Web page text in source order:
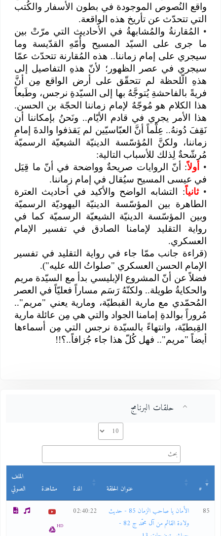
واقع النُصوص الموجودة في بطون الأسفار والكُتب
التي تتحدّث عن تأريخ هذه الواقعة.
• المُقارنةُ والمُشابهةُ في الأحاديث التي مرّتْ بين
ما جرى على السيّد المسيح وأُمّهِ القدّيسة وما
سيجري على إمام زماننا.. هذه المُقارنة تتحدّث عمّا
سيجري في عصر الظهور؛ لأنّ هذهِ التفاصيل إلى
هذهِ الّلحظة لم تتحقّق على أرض الواقع مِن أنَّ
فريةً بالفاحشةِ يُتوجَّهُ بها إلى السيّدةِ نرجس، وطَبعاً
هذا الكلام هو مُوجّهٌ لإمام زماننا الحجّة بن الحسن.
هذا الأمر يجري في قادم الأيّام.. ونَحنُ بإمكاننا أن
نَقِفَ دُونهُ.. عِلْماً أنَّ العبّاسيّين لم يَقذفوا والدةَ إمامِ
زماننا، ولكنَّ المُؤسّسة الدينيّة الشيعيّة الرسميّة
مُرشّحةٌ لِذلك للأسباب التالية:
• أولاً: أنّ الروايات صريحةٌ وواضحة في أنّ ما قِيَل
في عيسى المسيح سيُقال في إمام زماننا.
• ثانياً: التشابه الواضح والأكيد في أحاديث العترة
الطاهرة بين المؤسّسة الدينيّة اليهوديّة الرسميّة
وبين المؤسّسة الدينيّة الشيعيّة الرسميّة كما في
رواية التقليد لإمامنا الصادق في تفسير الإمام
العسكري.
(قراءة جانب ممّا جاء في رواية التقليد في تفسير
الإمام الحسن العسكري "صلواتُ الله عليه").
فضلاً عن أنّ المشروع الإبليسي بدأ مع السيّدة مريم
والحكايةُ طويلة.. ولكنّهُ رَسَم مساراً فعليّاً في العصر
المُحمّدي مع مارية القبطيّة، ومارية يعني "مريم"..
مُروراً بوالدةِ إمامنا الجواد والتي هي مِن عائلة مارية
القِبطيّة، وانتهاءً بالسيّدة نرجس التي مِن أسماءها
أيضاً "مريم".. فهل كُلّ هذا جاء جُزافاً..؟!!
حلقات البرنامج
عنوان الحلقة المدة مشاهدة
الملف
الصوتي
85
الأمان يا صاحب الزمان 85 - حديث
ولادة القائم من آل محمّد ج 82 -
02:40:22
HD